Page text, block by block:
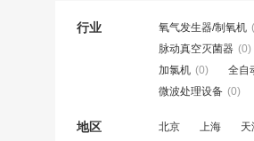
行业 氧气发生器/制氧机
脉动真空灭菌器 (0)
加氯机 (0) 全自
微波处理设备 (0)
地区 北京 上海 天